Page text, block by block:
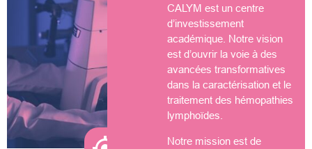
CALYM est un centre
d’investissement
académique. Notre vision
est d’ouvrir la voie à des
avancées transformatives
dans la caractérisation et le
traitement des hémopathies
lymphoïdes.
Notre mission est de